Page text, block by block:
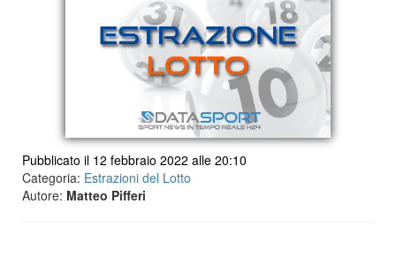
Pubblicato il 12 febbraio 2022 alle 20:10
Categoria: Estrazioni del Lotto
Autore: Matteo Pifferi